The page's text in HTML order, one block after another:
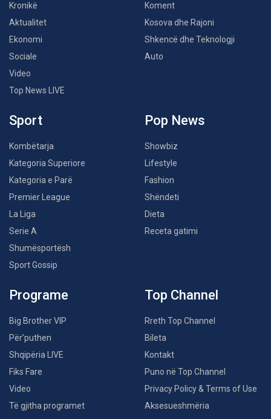
Kronikë
Aktualitet
Ekonomi
Sociale
Video
Top News LIVE
Koment
Kosova dhe Rajoni
Shkencë dhe Teknologji
Auto
Sport
Kombëtarja
Kategoria Superiore
Kategoria e Parë
Premier League
La Liga
Serie A
Shumësportësh
Sport Gossip
Pop News
Showbiz
Lifestyle
Fashion
Shëndeti
Dieta
Receta gatimi
Programe
Big Brother VIP
Për’puthen
Shqipëria LIVE
Fiks Fare
Video
Të gjitha programet
Top Channel
Rreth Top Channel
Bileta
Kontakt
Puno në Top Channel
Privacy Policy & Terms of Use
Aksesueshmëria